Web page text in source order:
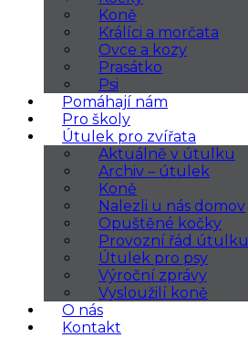
Koně
Králíci a morčata
Ovce a kozy
Prasátko
Psi
Pomáhají nám
Pro školy
Útulek pro zvířata
Aktuálně v útulku
Archiv – útulek
Koně
Nalezli u nás domov
Opuštěné kočky
Provozní řád útulku
Útulek pro psy
Výroční zprávy
Vysloužilí koně
O nás
Kontakt